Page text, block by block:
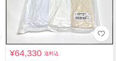
¥64,330送料込